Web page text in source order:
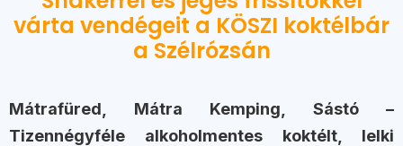
várta vendégeit a KÖSZI koktélbár
a Szélrózsán
Mátrafüred, Mátra Kemping, Sástó –
Tizennégyféle alkoholmentes koktélt, lelki